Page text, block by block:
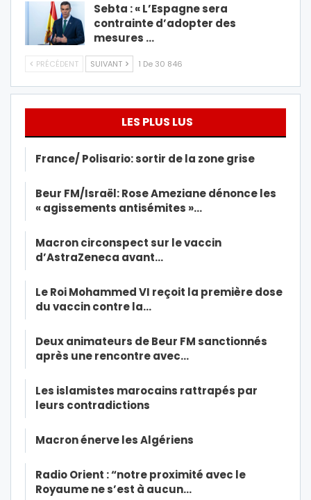
Sebta : « L’Espagne sera
contrainte d’adopter des
mesures …
PRÉCÉDENT SUIVANT 1 De 30 846
LES PLUS LUS
France/ Polisario: sortir de la zone grise
Beur FM/Israël: Rose Ameziane dénonce les
« agissements antisémites »…
Macron circonspect sur le vaccin
d’AstraZeneca avant…
Le Roi Mohammed VI reçoit la première dose
du vaccin contre la…
Deux animateurs de Beur FM sanctionnés
après une rencontre avec…
Les islamistes marocains rattrapés par
leurs contradictions
Macron énerve les Algériens
Radio Orient : “notre proximité avec le
Royaume ne s’est à aucun…